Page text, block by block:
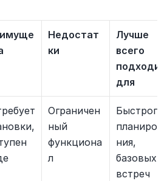
Недостат
ки
Лучше
всего
подходит
для
Ограничен
ный
функциона
л
Быстрого
ния,
базовых
встреч